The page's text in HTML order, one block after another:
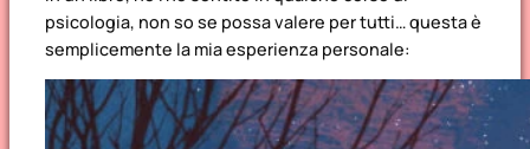
psicologia, non so se possa valere per tutti… questa è
semplicemente la mia esperienza personale: